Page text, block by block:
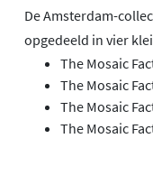
De Amsterdam-
opgedeeld in vier
The Mosaic
The Mosaic
The Mosaic
The Mosaic